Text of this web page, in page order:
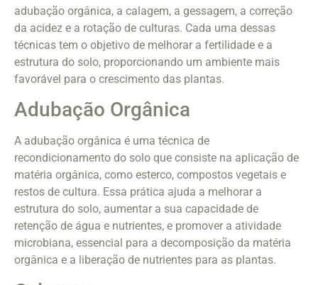
adubação orgânica, a calagem, a gessagem, a correção
da acidez e a rotação de culturas. Cada uma dessas
técnicas tem o objetivo de melhorar a fertilidade e a
estrutura do solo, proporcionando um ambiente mais
favorável para o crescimento das plantas.
Adubação Orgânica
A adubação orgânica é uma técnica de
recondicionamento do solo que consiste na aplicação de
matéria orgânica, como esterco, compostos vegetais e
restos de cultura. Essa prática ajuda a melhorar a
estrutura do solo, aumentar a sua capacidade de
retenção de água e nutrientes, e promover a atividade
microbiana, essencial para a decomposição da matéria
orgânica e a liberação de nutrientes para as plantas.